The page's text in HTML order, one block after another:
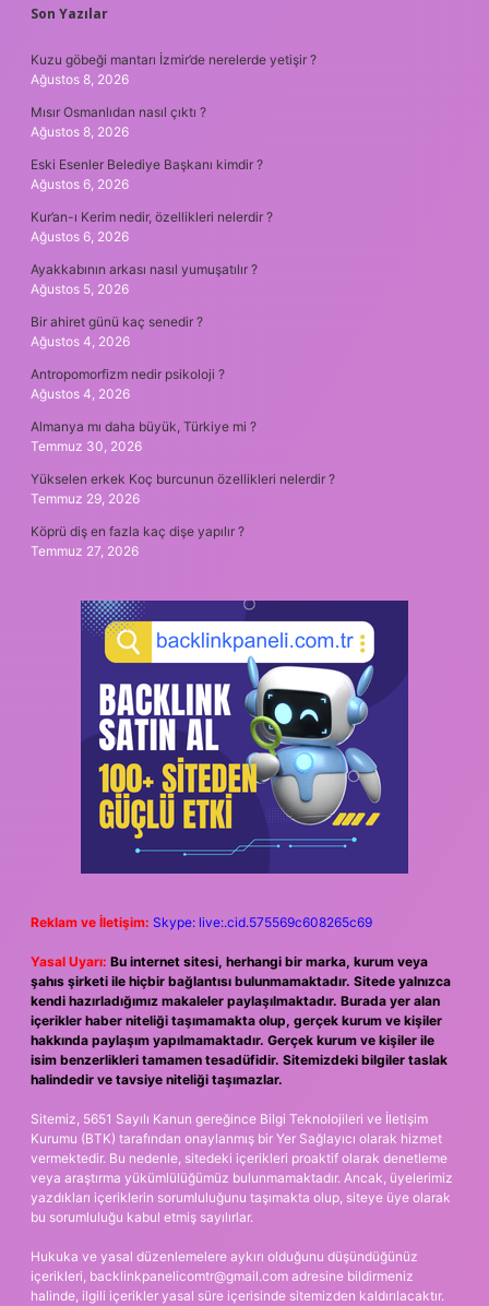
SIDEBAR
Son Yazılar
Kuzu göbeği mantarı İzmir’de nerelerde yetişir ?
Ağustos 8, 2026
Mısır Osmanlıdan nasıl çıktı ?
Ağustos 8, 2026
Eski Esenler Belediye Başkanı kimdir ?
Ağustos 6, 2026
Kur’an-ı Kerim nedir, özellikleri nelerdir ?
Ağustos 6, 2026
Ayakkabının arkası nasıl yumuşatılır ?
Ağustos 5, 2026
Bir ahiret günü kaç senedir ?
Ağustos 4, 2026
Antropomorfizm nedir psikoloji ?
Ağustos 4, 2026
Almanya mı daha büyük, Türkiye mi ?
Temmuz 30, 2026
Yükselen erkek Koç burcunun özellikleri nelerdir ?
Temmuz 29, 2026
Köprü diş en fazla kaç dişe yapılır ?
Temmuz 27, 2026
Reklam ve İletişim: Skype: live:.cid.575569c608265c69
Yasal Uyarı: Bu internet sitesi, herhangi bir marka, kurum veya
şahıs şirketi ile hiçbir bağlantısı bulunmamaktadır. Sitede yalnızca
kendi hazırladığımız makaleler paylaşılmaktadır. Burada yer alan
içerikler haber niteliği taşımamakta olup, gerçek kurum ve kişiler
hakkında paylaşım yapılmamaktadır. Gerçek kurum ve kişiler ile
isim benzerlikleri tamamen tesadüfidir. Sitemizdeki bilgiler taslak
halindedir ve tavsiye niteliği taşımazlar.
Sitemiz, 5651 Sayılı Kanun gereğince Bilgi Teknolojileri ve İletişim
Kurumu (BTK) tarafından onaylanmış bir Yer Sağlayıcı olarak hizmet
vermektedir. Bu nedenle, sitedeki içerikleri proaktif olarak denetleme
veya araştırma yükümlülüğümüz bulunmamaktadır. Ancak, üyelerimiz
yazdıkları içeriklerin sorumluluğunu taşımakta olup, siteye üye olarak
bu sorumluluğu kabul etmiş sayılırlar.
Hukuka ve yasal düzenlemelere aykırı olduğunu düşündüğünüz
içerikleri, backlinkpanelicomtr@gmail.com adresine bildirmeniz
halinde, ilgili içerikler yasal süre içerisinde sitemizden kaldırılacaktır.